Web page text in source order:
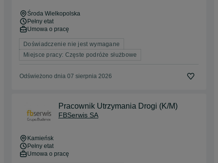
Środa Wielkopolska
Pełny etat
Umowa o pracę
Doświadczenie nie jest wymagane
Miejsce pracy: Częste podróże służbowe
Odświeżono dnia 07 sierpnia 2026
Pracownik Utrzymania Drogi (K/M)
FBSerwis SA
Kamieńsk
Pełny etat
Umowa o pracę